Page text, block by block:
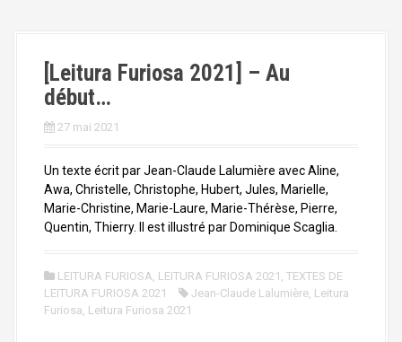
[Leitura Furiosa 2021] – Au
début…
27 mai 2021
Un texte écrit par Jean-Claude Lalumière avec Aline,
Awa, Christelle, Christophe, Hubert, Jules, Marielle,
Marie-Christine, Marie-Laure, Marie-Thérèse, Pierre,
Quentin, Thierry. Il est illustré par Dominique Scaglia.
LEITURA FURIOSA, LEITURA FURIOSA 2021 , TEXTES DE
LEITURA FURIOSA 2021
Jean-Claude Lalumière, Leitura
Furiosa, Leitura Furiosa 2021